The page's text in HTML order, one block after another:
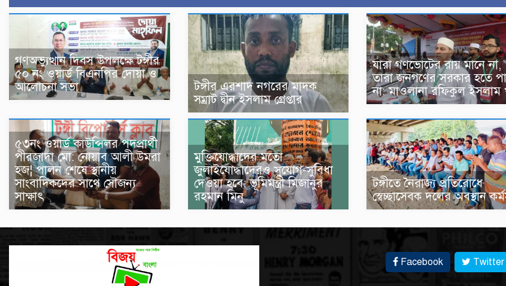
গণঅভ্যুত্থান দিবস উপলক্ষে টঙ্গীর
৫০ নং ওয়ার্ড বিএনপির দোয়া ও
আলোচনা সভা
টঙ্গীর এরশাদ নগরের মাদক
সম্রাট দ্বীন ইসলাম গ্রেপ্তার
যারা গণভোটের রায় মানে না,
তারা জনগণের সরকার হতে
না: মাওলানা রফিকুল ইসলাম
৫৩নং ওয়ার্ড কাউন্সিলর পদপ্রার্থী
পীরজাদা মো: নোয়াব আলী উমরা
হজ¦ পালন শেষে স্থানীয়
সাংবাদিকদের সাথে সৌজন্য
সাক্ষাৎ
মুক্তিযোদ্ধাদের মতো
জুলাইযোদ্ধাদেরও সুযোগ-সুবিধা
দেওয়া হবে: ভূমিমন্ত্রী মিজানুর
রহমান মিনু
টঙ্গীতে নৈরাজ্য প্রতিরোধে
স্বেচ্ছাসেবক দলের অবস্থান
Facebook Twitter